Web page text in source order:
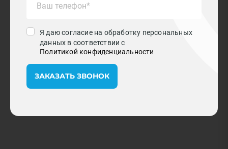
Я даю согласие на обработку персональных
данных в соответствии с
Политикой конфиденциальности
ЗАКАЗАТЬ ЗВОНОК